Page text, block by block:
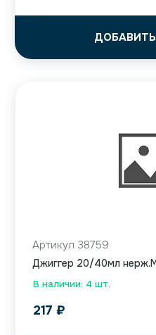
В наличии: 4 шт.
Артикул 38759
Джиггер 20/40мл
217 ₽